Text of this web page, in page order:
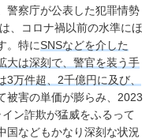
警察庁が公表した犯罪情勢
、コロナ禍以前の水準にほ
。特にSNSなどを介した
大は深刻で、警官を装う手
万件超、2千億円に及び、
被害の単価が膨らみ、2023
ン詐欺が猛威をふるって
国などもかなり深刻な状況